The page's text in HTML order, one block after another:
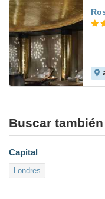
Buscar también
Capital
Londres